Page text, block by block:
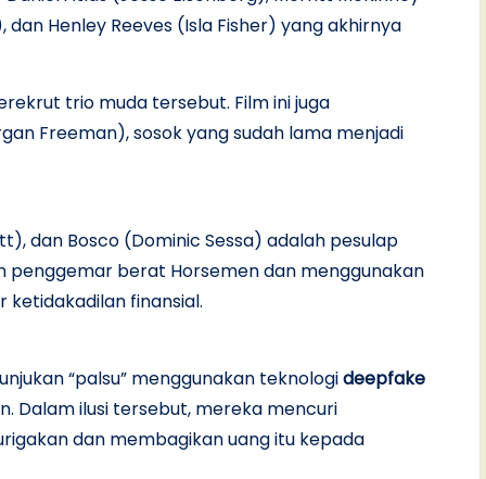
Henley Reeves (Isla Fisher) yang akhirnya
trio muda tersebut. Film ini juga
Freeman), sosok yang sudah lama menjadi
dan Bosco (Dominic Sessa) adalah pesulap
penggemar berat Horsemen dan menggunakan
finansial.
“palsu” menggunakan teknologideepfake
Dalam ilusi tersebut, mereka mencuri
dan membagikan uang itu kepada